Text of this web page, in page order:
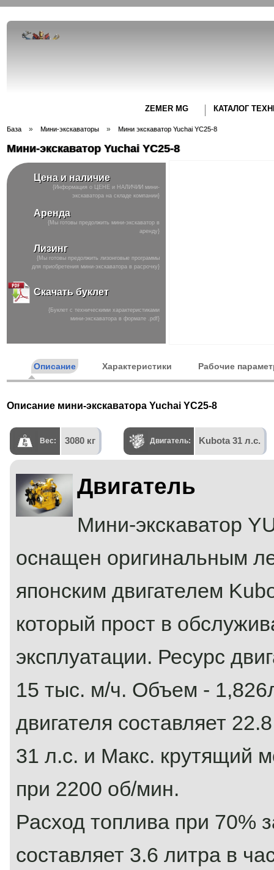
ZEMER MG КАТАЛОГ
База » Мини-экскаваторы » Мини экскаватор Yuchai YC25-8
Мини-экскаватор Yuchai YC25-8
Мини-экскаватор
Подробнее
/ YUCHAI YC 25-
— Двигатель экскаватора
Мини-экскаватор
Мини-экскаватор...
Подробнее
— Ковш экскаватора
Next
Цена и наличие
{Информация о ЦЕНЕ и НАЛИЧИИ мини-
экскаватора на складе компании}
Аренда
{Мы готовы предолжить мини-экскаватор в
аренду}
Лизинг
{Мы готовы предолжить лизонговые программы
для приобретения мини-экскаватора в расрочку}
Скачать буклет
{Буклет с техническими характеристиками
мини-экскаватора в формате .pdf}
Описание Характеристики Рабочие
Описание мини-экскаватора Yuchai YC25-8
Вес: 3080 кг Двигатель: Kubota 31 л.с.
Двигатель
Мини-экскаватор
оснащен оригинальным
японским двигателем
который прост в
эксплуатации. Ресурс
15 тыс. м/ч. Объем -
двигателя составляет
31 л.с. и Макс. крутящий
при 2200 об/мин.
Расход топлива при 70%
составляет 3.6 литра в